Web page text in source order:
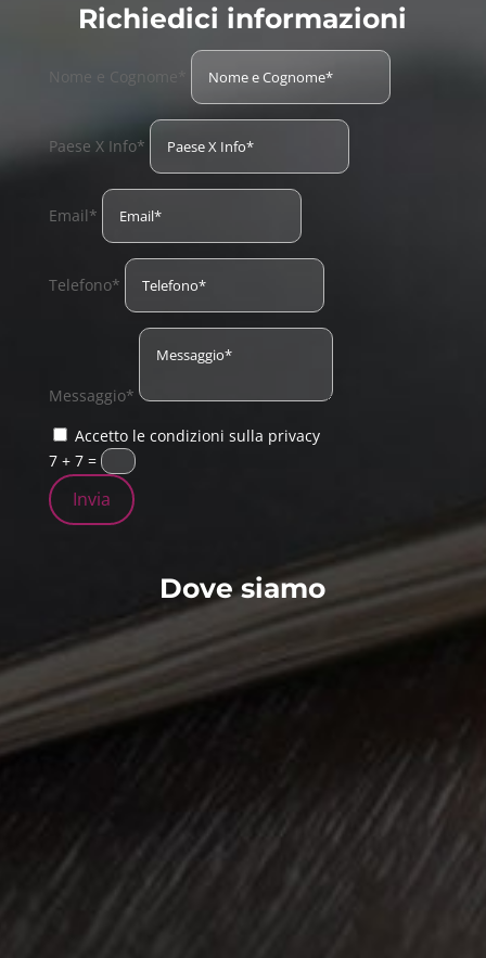
Richiedici informazioni
Nome e Cognome*
Paese X Info*
Email*
Telefono*
Messaggio*
Accetto le condizioni sulla privacy
7 + 7=
Invia
Dove siamo